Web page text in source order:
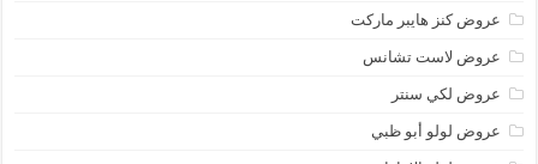
عروض كنز هايبر ماركت
عروض لاست تشانس
عروض لكي سنتر
عروض لولو أبو ظبي